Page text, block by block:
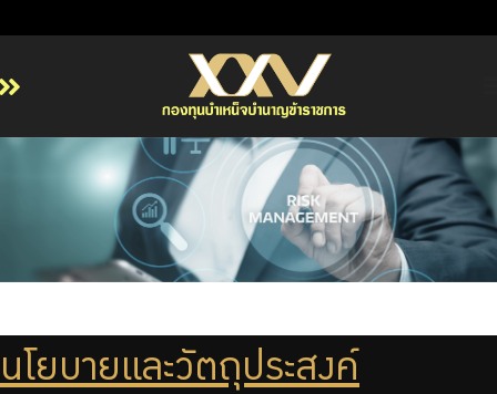
หน้าหลัก
เกี่ยวกับ กบข.
รายงานผลการดำเนินงาน
นโยบายและวัตถุประสงค์